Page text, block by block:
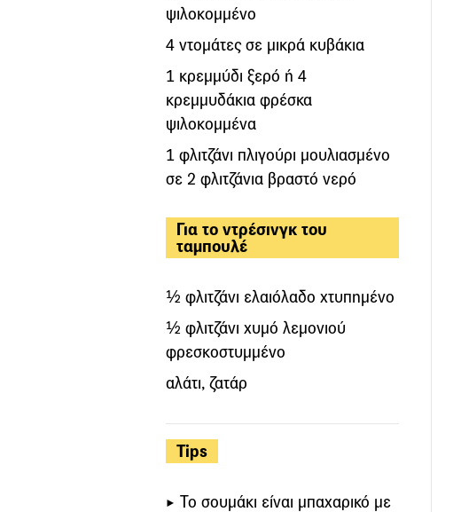
ψιλοκομμένο
4 ντομάτες σε μικρά κυβάκια
1 κρεμμύδι ξερό ή 4
κρεμμυδάκια φρέσκα
ψιλοκομμένα
1 φλιτζάνι πλιγούρι μουλιασμένο
σε 2 φλιτζάνια βραστό νερό
Για το ντρέσινγκ του
ταμπουλέ
½ φλιτζάνι ελαιόλαδο χτυπημένο
½ φλιτζάνι χυμό λεμονιού
φρεσκοστυμμένο
αλάτι, ζατάρ
Tips
Το σουμάκι είναι μπαχαρικό με